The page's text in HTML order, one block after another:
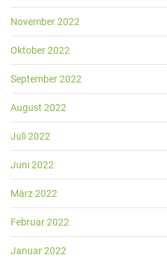
November 2022
Oktober 2022
September 2022
August 2022
Juli 2022
Juni 2022
März 2022
Februar 2022
Januar 2022